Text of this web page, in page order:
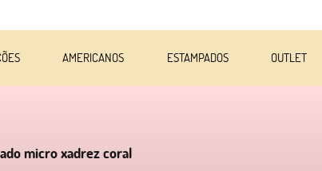
AMERICANOS ESTAMPADOS OUTLET
micro xadrez coral